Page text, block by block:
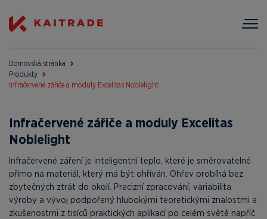
Domovská stránka
Produkty
Infračervené zářiče a moduly Excelitas Noblelight
Infračervené zářiče a moduly Excelitas
Noblelight
Infračervené záření je inteligentní teplo, které je směrovatelné
přímo na materiál, který má být ohříván. Ohřev probíhá bez
zbytečných ztrát do okolí. Precizní zpracování, variabilita
výroby a vývoj podpořený hlubokými teoretickými znalostmi a
zkušenostmi z tisíců praktických aplikací po celém světě napříč